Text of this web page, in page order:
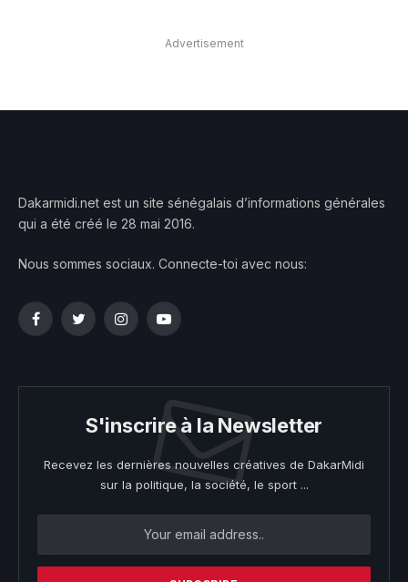
Advertisement
Dakarmidi.net est un site sénégalais d’informations générales
qui a été créé le 28 mai 2016.
Nous sommes sociaux. Connecte-toi avec nous:
FacebookTwitterInstagramYouTube
S'inscrire à la Newsletter
Recevez les dernières nouvelles créatives de DakarMidi
sur la politique, la société, le sport ...